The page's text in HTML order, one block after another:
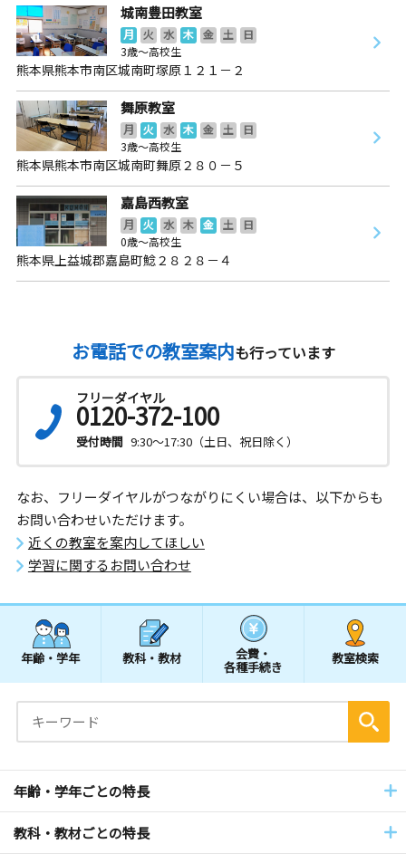
城南豊田教室
月 火 水 木 金 土
日
3歳～高校生
熊本県熊本市南区城南町塚原１２１－２
舞原教室
月 火 水 木 金 土
日
3歳～高校生
熊本県熊本市南区城南町舞原２８０－５
嘉島西教室
月 火 水 木 金 土
日
0歳～高校生
熊本県上益城郡嘉島町鯰２８２８－４
お電話での教室案内も行っています
フリーダイヤル
0120-372-100
受付時間 9:30～17:30（土日、祝日除く）
なお、フリーダイヤルがつながりにくい場合は、以下からも
お問い合わせいただけます。
近くの教室を案内してほしい
学習に関するお問い合わせ
年齢・学年 教科・教材 会費・
各種手続き
教室検索
年齢・学年ごとの特長
教科・教材ごとの特長